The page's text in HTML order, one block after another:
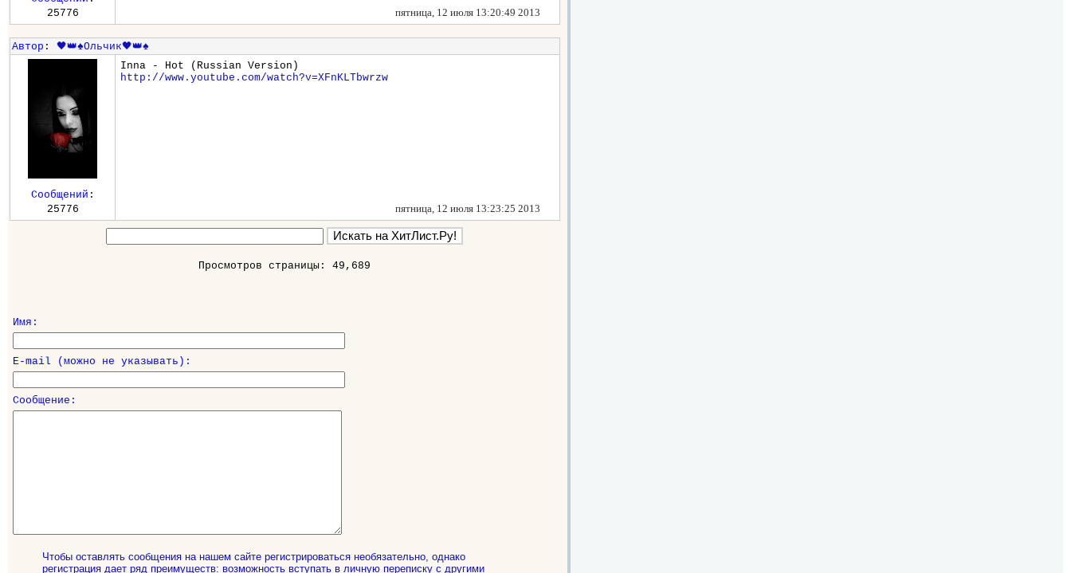
пятница, 12 июля 13:20:49 2013
25776
Автор :🖤👑♠️Ольчик🖤👑♠️
Inna - Hot (Russian Version)
http://www.youtube.com/watch?v=XFnKLTbwrzw
пятница, 12 июля 13:23:25 2013
Сообщений :
25776
Просмотров страницы: 49,689
Имя:
E-mail (можно не указывать):
Сообщение:
Чтобы оставлять сообщения на нашем сайте регистрироваться необязательно, однако
регистрация дает ряд преимуществ: возможность вступать в личную переписку с другими